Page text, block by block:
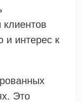
клиентов
и интерес к
Это